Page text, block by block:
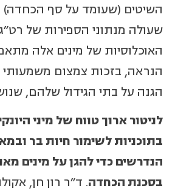
השיטים (שעומד על סף הכחדה)
שעולה מנתוני הספירות של
האוכלוסיות של מינים אלה
הנראה, בזכות צמצום משמעותי
הגנה על בתי הגידול שלהם,
לניטור ארוך טווח של מיני
בתוכניות לשימור חיות בר
הנדרשים כדי להגן על מינים
בסכנת הכחדה. ד"ר רון חן,